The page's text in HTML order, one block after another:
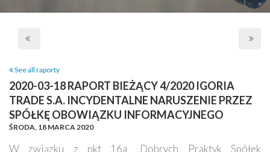
See all raporty
2020-03-18 RAPORT BIEŻĄCY 4/2020 IGORIA
TRADE S.A. INCYDENTALNE NARUSZENIE PRZEZ
SPÓŁKĘ OBOWIĄZKU INFORMACYJNEGO
ŚRODA, 18 MARCA 2020
W związku z pkt 16a „Dobrych Praktyk Spółek